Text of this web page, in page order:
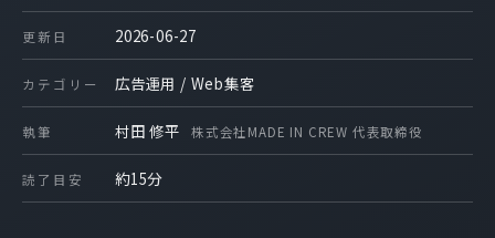
更新日 2026-06-27
カテゴリー 広告運用 / Web集客
執筆 村田 修平 株式会社MADE IN CREW 代表取締役
読了目安 約15分